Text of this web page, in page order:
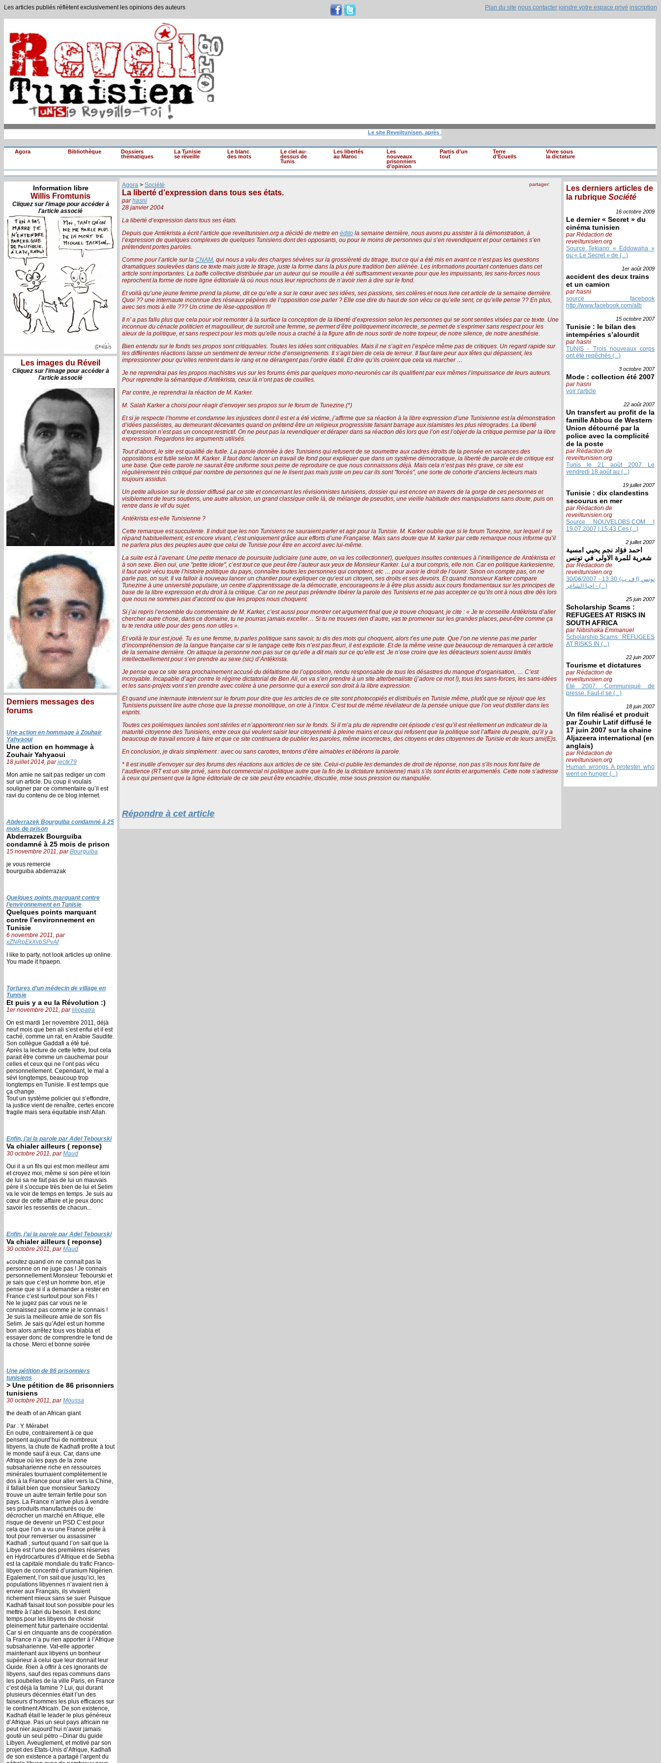
Les articles publiés réflètent exclusivement les opinions des auteurs Plan du site nous contacter joindre votre espace privé inscription
Le site Reveiltunisen, après 10 ans de loyaux (...)
Agora Bibliothèque
Dossiers
thématiques
La Tunisie
se réveille
Le blanc
des mots
Le ciel au-
dessus de
Tunis
Les libertés
au Maroc
Les
nouveaux
prisonniers
d’opinion
Partis d’un
tout
Terre
d’Ecueils
Vivre sous
la dictature
Information libre
Willis Fromtunis
Cliquez sur l'image pour accéder à
l'article associé
Les images du Réveil
Cliquez sur l'image pour accéder à
l'article associé
Derniers messages des
forums
Une action en hommage à Zouhair
Yahyaoui
Une action en hommage à
Zouhair Yahyaoui
18 juillet 2014, parjectk79
Mon amie ne sait pas rediger un com
sur un article. Du coup il voulais
souligner par ce commentaire qu’il est
ravi du contenu de ce blog internet.
Abderrazek Bourguiba condamné à 25
mois de prison
Abderrazek Bourguiba
condamné à 25 mois de prison
15 novembre 2011, parBourguiba
je vous remercie
bourguiba abderrazak
Quelques points marquant contre
l’environnement en Tunisie
Quelques points marquant
contre l’environnement en
Tunisie
6 novembre 2011, par
xZNRpEkXvbSPvAf
I like to party, not look articles up online.
You made it hpaepn.
Tortures d’un médecin de village en
Tunisie
Et puis y a eu la Révolution :)
1er novembre 2011, parliliopatra
On est mardi 1er novembre 2011, déjà
neuf mois que ben ali s’est enfui et il est
caché, comme un rat, en Arabie Saudite.
Son collègue Gaddafi a été tué.
Après la lecture de cette lettre, tout cela
parait être comme un cauchemar pour
celles et ceux qui ne l’ont pas vécu
personnellement. Cependant, le mal a
sévi longtemps, beaucoup trop
longtemps en Tunisie. Il est temps que
ça change.
Tout un système policier qui s’effondre,
la justice vient de renaître, certes encore
fragile mais sera équitable insh’Allah.
Enfin, j’ai la parole par Adel Tebourski
Va chialer ailleurs ( reponse)
30 octobre 2011, parMaud
Oui il a un fils qui est mon meilleur ami
et croyez moi, même si son père et loin
de lui sa ne fait pas de lui un mauvais
père il s’occupe très bien de lui et Selim
va le voir de temps en temps. Je suis au
cœur de cette affaire et je peux donc
savoir les ressentis de chacun...
Enfin, j’ai la parole par Adel Tebourski
Va chialer ailleurs ( reponse)
30 octobre 2011, parMaud
ةcoutez quand on ne connait pas la
personne on ne juge pas ! Je connais
personnellement Monsieur Tebourski et
je sais que c’est un homme bon, et je
pense que si il a demander a rester en
France c’est surtout pour son Fils !
Ne le jugez pas car vous ne le
connaissez pas comme je le connais !
Je suis la meilleure amie de son fils
Selim. Je sais qu’Adel est un homme
bon alors arrêtez tous vos blabla et
essayer donc de comprendre le fond de
la chose. Merci et bonne soirée
Une pétition de 86 prisonniers
tunisiens
> Une pétition de 86 prisonniers
tunisiens
30 octobre 2011, parMoussa
the death of an African giant
Par : Y. Mérabet
En outre, contrairement à ce que
pensent aujourd’hui de nombreux
libyens, la chute de Kadhafi profite à tout
le monde sauf à eux. Car, dans une
Afrique où les pays de la zone
subsaharienne riche en ressources
minérales tournaient complètement le
dos à la France pour aller vers la Chine,
il fallait bien que monsieur Sarkozy
trouve un autre terrain fertile pour son
pays. La France n’arrive plus à vendre
ses produits manufacturés ou de
décrocher un marché en Afrique, elle
risque de devenir un PSD C’est pour
cela que l’on a vu une France prête à
tout pour renverser ou assassiner
Kadhafi ; surtout quand l’on sait que la
Libye est l’une des premières réserves
en Hydrocarbures d’Afrique et de Sebha
est la capitale mondiale du trafic Franco-
libyen de concentré d’uranium Nigérien.
Egalement, l’on sait que jusqu’ici, les
populations libyennes n’avaient rien à
envier aux Français, ils vivaient
richement mieux sans se suer. Puisque
Kadhafi faisait tout son possible pour les
mettre à l’abri du besoin. Il est donc
temps pour les libyens de choisir
pleinement futur partenaire occidental.
Car si en cinquante ans de coopération
la France n’a pu rien apporter à l’Afrique
subsaharienne. Vat-elle apporter
maintenant aux libyens un bonheur
supérieur à celui que leur donnait leur
Guide. Rien à offrir à ces ignorants de
libyens, sauf des repas communs dans
les poubelles de la ville Paris, en France
c’est déjà la famine ? Lui, qui durant
plusieurs décennies était l’un des
faiseurs d’hommes les plus efficaces sur
le continent Africain. De son existence,
Kadhafi était le leader le plus généreux
d’Afrique. Pas un seul pays africain ne
peut nier aujourd’hui n’avoir jamais
gouté un seul pétro –Dinar du guide
Libyen. Aveuglement, et motivé par son
projet des Etats-Unis d’Afrique, Kadhafi
de son existence a partagé l’argent du
Les derniers articles de
la rubrique Société
16 octobre 2009
Le dernier « Secret » du
cinéma tunisien
par Rédaction de
reveiltunisien.org
Source Tekiano « Eddowaha »
ou « Le Secret » de (...)
1er août2009
accident des deux trains
et un camion
par hasni
source facebook
http://www.facebook.com/alb
15 octobre 2007
Tunisie : le bilan des
intempéries s’alourdit
par hasni
TUNIS - Trois nouveaux corps
ont été repêchés (...)
3 octobre 2007
Mode : collection été 2007
par hasni
voir l'article
22 août2007
Un transfert au profit de la
famille Abbou de Western
Union détourné par la
police avec la complicité
de la poste
par Rédaction de
reveiltunisien.org
Tunis le 21 août 2007 Le
vendredi 18 août au (...)
19 juillet2007
Tunisie : dix clandestins
secourus en mer
par Rédaction de
reveiltunisien.org
Source NOUVELOBS.COM |
19.07.2007 | 15:43 Ces (...)
2 juillet2007
احمد فؤاد نجم يحيي امسية
شعرية للمرة الاولى في تونس
par Rédaction de
reveiltunisien.org
30/06/2007 - 13:30 تونس (ا ف ب)
- احيا الشاعر (...)
25 juin 2007
Scholarship Scams :
REFUGEES AT RISKS IN
SOUTH AFRICA
par Nibishaka Emmanuel
Scholarship Scams : REFUGEES
AT RISKS IN (...)
22 juin 2007
Tourisme et dictatures
par Rédaction de
reveiltunisien.org
Eté 2007. Communiqué de
presse. Faut-il se (...)
18 juin 2007
Un film réalisé et produit
par Zouhir Latif diffusé le
17 juin 2007 sur la chaine
Aljazeera international (en
anglais)
par Rédaction de
reveiltunisien.org
Human wrongs A protester who
went on hunger (...)
partager:
Agora > Société
La liberté d’expression dans tous ses états.
parhasni
28 janvier 2004
La liberté d’expression dans tous ses états.
Depuis que Antékrista a écrit l’article que reveiltunisien.org a décidé de mettre en édito la semaine dernière, nous avons pu assister à la démonstration, à
l’expression de quelques complexes de quelques Tunisiens dont des opposants, ou pour le moins de personnes qui s’en revendiquent et pour certaines s’en
prétendent portes paroles.
Comme pour l’article sur la CNAM, qui nous a valu des charges sévères sur la grossièreté du titrage, tout ce qui a été mis en avant ce n’est pas les questions
dramatiques soulevées dans ce texte mais juste le titrage, juste la forme dans la plus pure tradition ben aliénée. Les informations pourtant contenues dans cet
article sont importantes. La baffe collective distribuée par un auteur qui se mouille a été suffisamment vexante pour que les impuissants, les sans-forces nous
reprochent la forme de notre ligne éditoriale là où nous nous leur reprochons de n’avoir rien à dire sur le fond.
Et voilà qu’une jeune femme prend la plume, dit ce qu’elle a sur le cœur avec ses idées, ses passions, ses colères et nous livre cet article de la semaine dernière.
Quoi ?? une internaute inconnue des réseaux pépères de l’opposition ose parler ? Elle ose dire du haut de son vécu ce qu’elle sent, ce qu’elle pense ?? En plus,
avec ses mots à elle ??? Un crime de lèse-opposition !!!
Il n’ a pas fallu plus que cela pour voir remonter à la surface la conception de la liberté d’expression selon les personnes qui se sont senties visées par ce texte. Une
inconnue du cénacle politicien et magouilleur, de surcroît une femme, se permet d’être politiquement incorrecte, se permet de s’exprimer sans respect pour les
aïeux de la politique, et sans respect pour les mots qu’elle nous a craché à la figure afin de nous sortir de notre torpeur, de notre silence, de notre anesthésie.
Bien entendu sur le fonds ses propos sont critiquables. Toutes les idées sont critiquables. Mais il ne s’agit en l’espèce même pas de critiques. Un regard rapide sur
les différentes réactions laisse un sentiment de terreur riche d’enseignements. Il s’agit bien de cela de terreur. Il faut faire peur aux têtes qui dépassent, les
impressionner pour qu’elles rentrent dans le rang et ne dérangent pas l’ordre établi. Et dire qu’ils croient que cela va marcher …
Je ne reprendrai pas les propos machistes vus sur les forums émis par quelques mono-neuronés car ils qualifient par eux mêmes l’impuissance de leurs auteurs.
Pour reprendre la sémantique d’Antékrista, ceux là n’ont pas de couilles.
Par contre, je reprendrai la réaction de M. Karker.
M. Salah Karker a choisi pour réagir d’envoyer ses propos sur le forum de Tunezine.(*)
Et si je respecte l’homme et condamne les injustices dont il est et a été victime, j’affirme que sa réaction à la libre expression d’une Tunisienne est la démonstration
d’idées passéistes, au demeurant décevantes quand on prétend être un religieux progressiste faisant barrage aux islamistes les plus rétrogrades. La liberté
d’expression n’est pas un concept restrictif. On ne peut pas la revendiquer et déraper dans sa réaction dès lors que l’on est l’objet de la critique permise par la libre
expression. Regardons les arguments utilisés.
Tout d’abord, le site est qualifié de futile. La parole donnée à des Tunisiens qui refusent de se soumettre aux cadres étroits de la pensée en vacances des
oppositions est futile selon M. Karker. Il faut donc lancer un travail de fond pour expliquer que dans un système démocratique, la liberté de parole et de critique est
une base. Que cette parole ne saurait être uniforme sous peine de reproduire ce que nous connaissons déjà. Mais cela n’est pas très grave, ce site est
régulièrement très critiqué par nombre de personnes qui ne le lisent pas mais juste un peu car ils sont "forcés", une sorte de cohorte d’anciens lecteurs mais
toujours assidus.
Un petite allusion sur le dossier diffusé par ce site et concernant les révisionnistes tunisiens, dossier qui est encore en travers de la gorge de ces personnes et
visiblement de leurs soutiens, une autre allusion, un grand classique celle là, de mélange de pseudos, une vieille habitude des manipulations sans doute, puis on
rentre dans le vif du sujet.
Antékrista est-elle Tunisienne ?
Cette remarque est succulente. Il induit que les non Tunisiens ne sauraient parler et agir pour la Tunisie. M. Karker oublie que si le forum Tunezine, sur lequel il se
répand habituellement, est encore vivant, c’est uniquement grâce aux efforts d’une Française. Mais sans doute que M. karker par cette remarque nous informe qu’il
ne parlera plus des peuples autre que celui de Tunisie pour être en accord avec lui-même.
La suite est à l’avenant. Une petite menace de poursuite judiciaire (une autre, on va les collectionner), quelques insultes contenues à l’intelligence de Antékrista et
à son sexe. Bien oui, une "petite idiote", c’est tout ce que peut être l’auteur aux yeux de Monsieur Karker. Lui a tout compris, elle non. Car en politique karkesienne,
il faut avoir vécu toute l’histoire politique du pays, connaître toutes les personnes qui comptent, etc … pour avoir le droit de l’ouvrir. Sinon on compte pas, on ne
parle pas, on suit. Il va falloir à nouveau lancer un chantier pour expliquer ce qu’est un citoyen, ses droits et ses devoirs. Et quand monsieur Karker compare
Tunezine à une université populaire, un centre d’apprentissage de la démocratie, encourageons le à être plus assidu aux cours fondamentaux sur les principes de
base de la libre expression et du droit à la critique. Car on ne peut pas prétendre libérer la parole des Tunisiens et ne pas accepter ce qu’ils ont à nous dire dès lors
que nous ne sommes pas d’accord ou que les propos nous choquent.
Si j’ai repris l’ensemble du commentaire de M. Karker, c’est aussi pour montrer cet argument final que je trouve choquant, je cite : « Je te conseille Antékrista d’aller
chercher autre chose, dans ce domaine, tu ne pourras jamais exceller… Si tu ne trouves rien d’autre, vas te promener sur les grandes places, peut-être comme ça
tu te rendra utile pour des gens non utiles ».
Et voilà le tour est joué. Tu es une femme, tu parles politique sans savoir, tu dis des mots qui choquent, alors t’es une pute. Que l’on ne vienne pas me parler
d’incompréhension de la langue française car si le langage cette fois n’est pas fleuri, il est explicite. Et de la même veine que beaucoup de remarques à cet article
de la semaine dernière. On attaque la personne non pas sur ce qu’elle a dit mais sur ce qu’elle est. Je n’ose croire que les détracteurs soient aussi limités
intellectuellement pour s’en prendre au sexe (sic) d’Antékrista.
Je pense que ce site sera prochainement accusé du défaitisme de l’opposition, rendu responsable de tous les désastres du manque d’organisation, … C’est
incroyable. Incapable d’agir contre le régime dictatorial de Ben Ali, on va s’en prendre à un site alterbenaliste (j’adore ce mot !), tous les sans-forces, les sans-idées
et les sans-projets vont s’en prendre avec colère à une personne qui a exercé son droit à la libre expression.
Et quand une internaute intervient sur le forum pour dire que les articles de ce site sont photocopiés et distribués en Tunisie même, plutôt que se réjouir que les
Tunisiens puissent lire autre chose que la presse monolitique, on crie à l’intox. C’est tout de même révélateur de la pensée unique que l’on veut distiller dans les
esprits.
Toutes ces polémiques lancées sont stériles et n’apporteront rien sur le fonds. Si il m’a plu de reprendre cet épisode c’est qu’il est réellement un indicateur de la
maturité citoyenne des Tunisiens, entre ceux qui veulent saisir leur citoyenneté à pleine mains et ceux qui refusent que la politique soit l’affaire du peuple, qu’il y a
beaucoup de travail encore à faire et que ce site continuera de publier les paroles, même incorrectes, des citoyens et des citoyennes de Tunisie et de leurs ami(E)s.
En conclusion, je dirais simplement : avec ou sans carottes, tentons d’être aimables et libérons la parole.
* Il est inutile d’envoyer sur des forums des réactions aux articles de ce site. Celui-ci publie les demandes de droit de réponse, non pas s’ils nous font faire de
l’audience (RT est un site privé, sans but commercial ni politique autre que la fin de la dictature tunisienne) mais s’ils sont écrits et argumentés. Cette note s’adresse
à ceux qui pensent que la ligne éditoriale de ce site peut être encadrée, discutée, mise sous pression ou manipulée.
Répondre à cet article